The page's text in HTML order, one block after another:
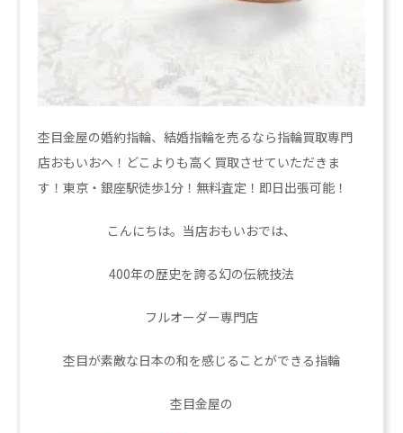
杢目金屋の婚約指輪、結婚指輪を売るなら指輪買取専門
店おもいおへ！どこよりも高く買取させていただきま
す！東京・銀座駅徒歩1分！無料査定！即日出張可能！
こんにちは。当店おもいおでは、
400年の歴史を誇る幻の伝統技法
フルオーダー専門店
杢目が素敵な日本の和を感じることができる指輪
杢目金屋の